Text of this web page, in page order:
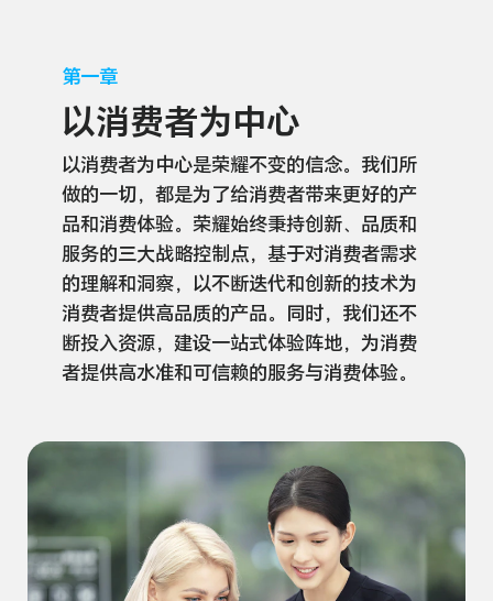
第一章
以消费者为中心
以消费者为中心是荣耀不变的信念。我们所
做的一切，都是为了给消费者带来更好的产
品和消费体验。荣耀始终秉持创新、品质和
服务的三大战略控制点，基于对消费者需求
的理解和洞察，以不断迭代和创新的技术为
消费者提供高品质的产品。同时，我们还不
断投入资源，建设一站式体验阵地，为消费
者提供高水准和可信赖的服务与消费体验。